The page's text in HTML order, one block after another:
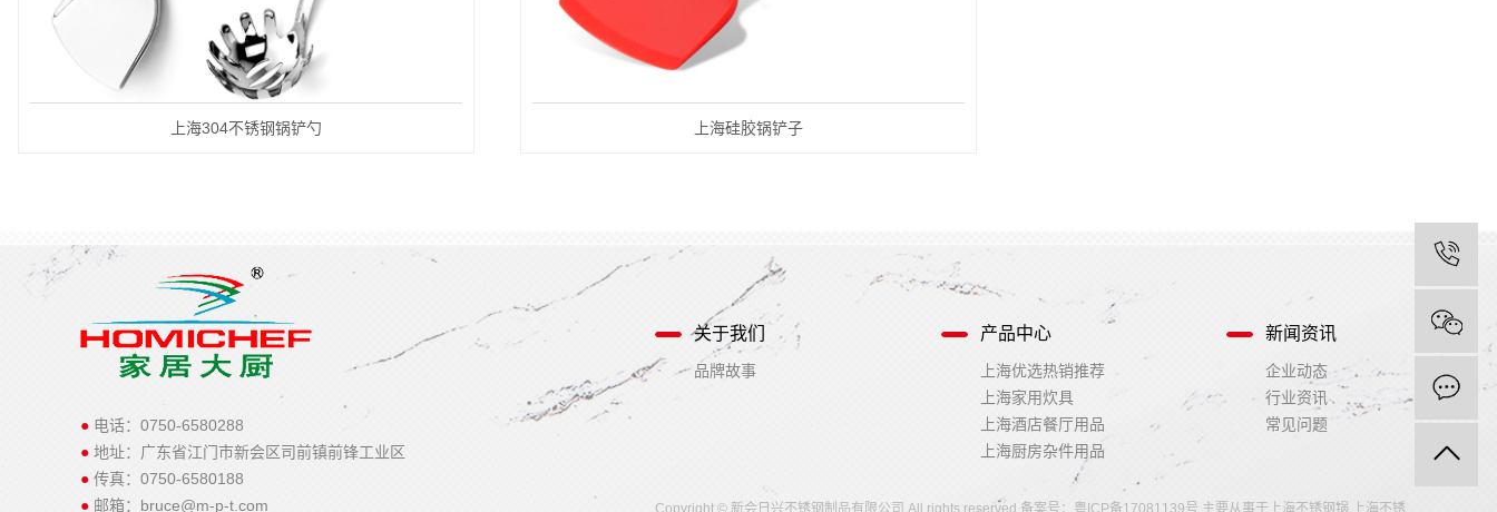
上海304不锈钢锅铲勺 上海硅胶锅铲子
● 电话：0750-6580288
● 地址：广东省江门市新会区司前镇前锋工业区
● 传真：0750-6580188
● 邮箱：bruce@m-p-t.com
关于我们
品牌故事
产品中心
上海优选热销推荐
上海家用炊具
上海酒店餐厅用品
上海厨房杂件用品
新闻资讯
企业动态
行业资讯
常见问题
Copyright © 新会日兴不锈钢制品有限公司 All rights reserved 备案号： 粤ICP备17081139号 主要从事于 上海不锈钢锅 上海不锈